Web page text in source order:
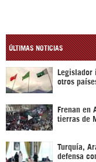
ÚLTIMAS NOTICIAS
Legislador
otros
Frenan en
tierras de
Turquía,
defensa